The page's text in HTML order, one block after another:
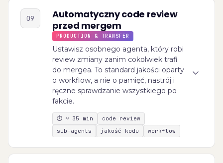
09
Automatyczny code review
przed mergem
PRODUCTION & TRANSFER
Ustawisz osobnego agenta, który robi
review zmiany zanim cokolwiek trafi
do mergea. To standard jakości oparty
o workflow, a nie o pamięć, nastrój i
ręczne sprawdzanie wszystkiego po
fakcie.
⏱ ≈ 35 min
code review
sub-agents
jakość kodu workflow